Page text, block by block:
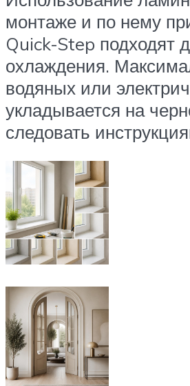
монтаже и по нему
Quick-Step подходят
охлаждения.
водяных или
укладывается на
следовать